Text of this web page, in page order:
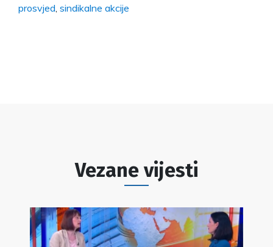
prosvjed sindikalne akcije
Vezane vijesti